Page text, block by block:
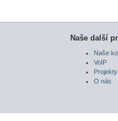
Naše další
Naše
VoIP
Projekty
O nás